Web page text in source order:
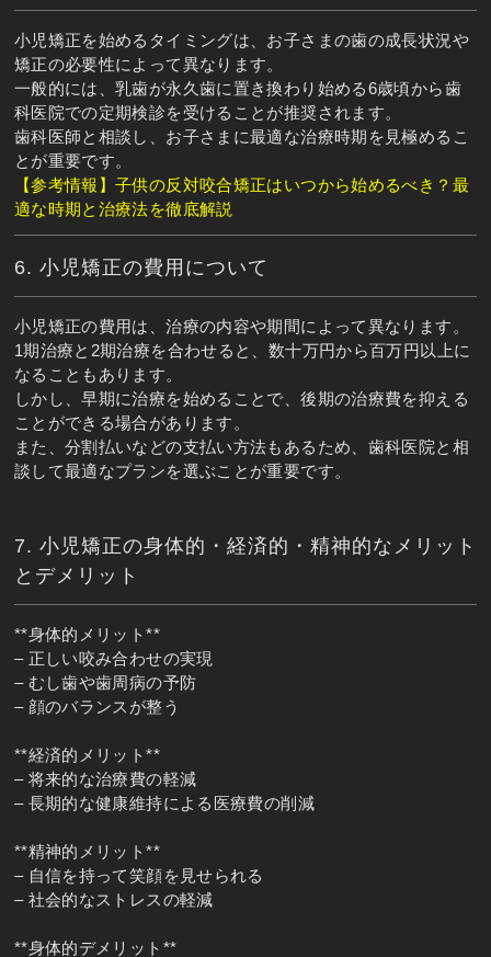
小児矯正を始めるタイミングは、お子さまの歯の成長状況や
矯正の必要性によって異なります。
一般的には、乳歯が永久歯に置き換わり始める6歳頃から歯
科医院での定期検診を受けることが推奨されます。
歯科医師と相談し、お子さまに最適な治療時期を見極めるこ
とが重要です。
【参考情報】子供の反対咬合矯正はいつから始めるべき？最
適な時期と治療法を徹底解説
6. 小児矯正の費用について
小児矯正の費用は、治療の内容や期間によって異なります。
1期治療と2期治療を合わせると、数十万円から百万円以上に
なることもあります。
しかし、早期に治療を始めることで、後期の治療費を抑える
ことができる場合があります。
また、分割払いなどの支払い方法もあるため、歯科医院と相
談して最適なプランを選ぶことが重要です。
7. 小児矯正の身体的・経済的・精神的なメリット
とデメリット
**身体的メリット**
– 正しい咬み合わせの実現
– むし歯や歯周病の予防
– 顔のバランスが整う
**経済的メリット**
– 将来的な治療費の軽減
– 長期的な健康維持による医療費の削減
**精神的メリット**
– 自信を持って笑顔を見せられる
– 社会的なストレスの軽減
**身体的デメリット**